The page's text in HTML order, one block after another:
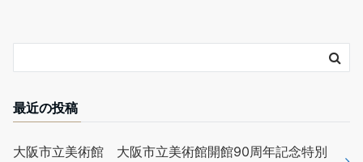
最近の投稿
大阪市立美術館 大阪市立美術館開館90周年記念特別